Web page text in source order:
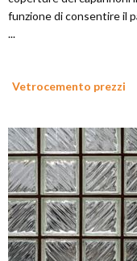
funzione di consentire il
...
Vetrocemento prezzi